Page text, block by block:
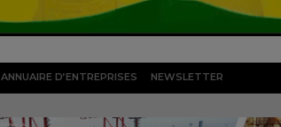
ANNUAIRE D’ENTREPRISES NEWSLETTER